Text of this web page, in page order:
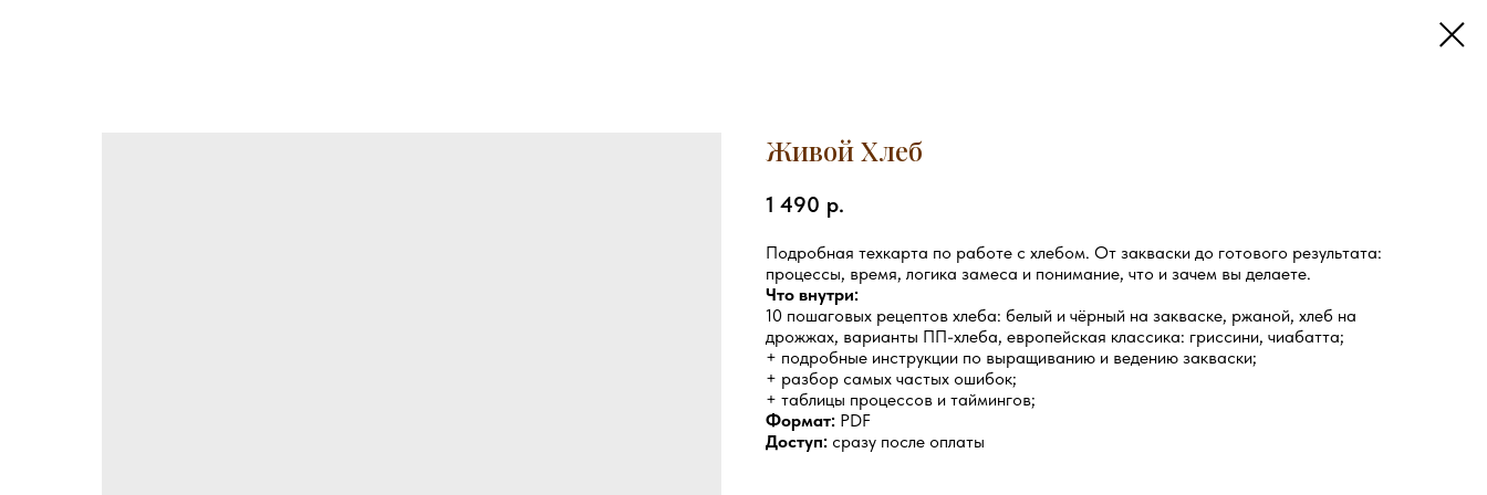
Живой Хлеб
1 490 р.
Подробная техкарта по работе с хлебом. От закваски до готового результата:
процессы, время, логика замеса и понимание, что и зачем вы делаете.
Что внутри:
10 пошаговых рецептов хлеба: белый и чёрный на закваске, ржаной, хлеб на
дрожжах, варианты ПП-хлеба, европейская классика: гриссини, чиабатта;
+ подробные инструкции по выращиванию и ведению закваски;
+ разбор самых частых ошибок;
+ таблицы процессов и таймингов;
Формат: PDF
Доступ: сразу после оплаты